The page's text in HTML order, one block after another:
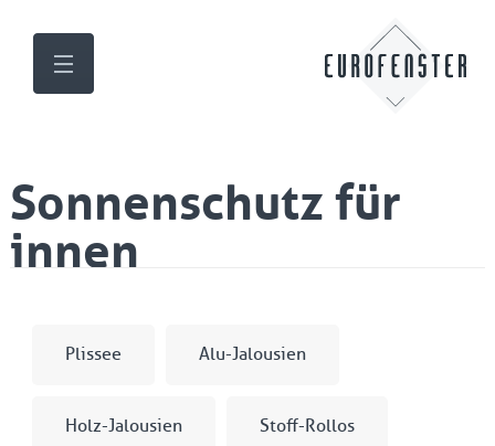
Sonnenschutz für
innen
Plissee Alu-Jalousien
Holz-Jalousien Stoff-Rollos